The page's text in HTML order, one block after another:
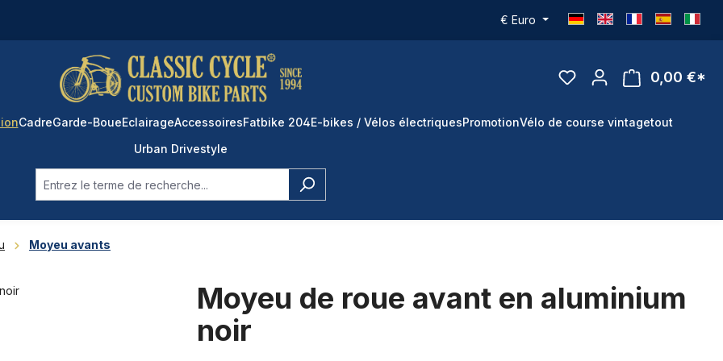
€ Euro
0,00 €*
CadreGarde-BoueEclairageAccessoiresFatbike 204E-bikes / Vélos électriquesPromotionVélo de course vintagetout
Urban Drivestyle
Moyeu avants
Moyeu de roue avant en aluminium
noir